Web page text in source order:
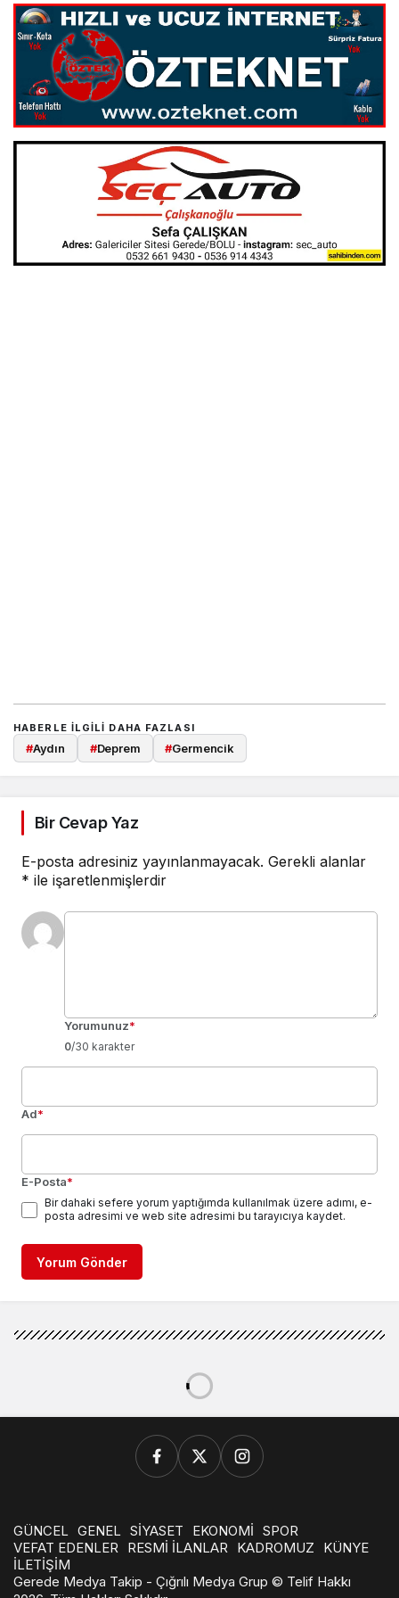
HABERLE ILGILI DAHA FAZLASI
#Aydın #Deprem #Germencik
Bir Cevap Yaz
E-posta adresiniz yayınlanmayacak. Gerekli alanlar
* ile işaretlenmişlerdir
Yorumunuz*
0/30 karakter
Ad*
E-Posta*
Bir dahaki sefere yorum yaptığımda kullanılmak üzere adımı, e-
posta adresimi ve web site adresimi bu tarayıcıya kaydet.
Yorum Gönder
GÜNCEL GENEL SİYASET EKONOMİ SPOR
VEFAT EDENLER RESMİ İLANLAR KADROMUZ
KÜNYE
İLETİŞİM
Gerede Medya Takip - Çığrılı Medya Grup © Telif Hakkı